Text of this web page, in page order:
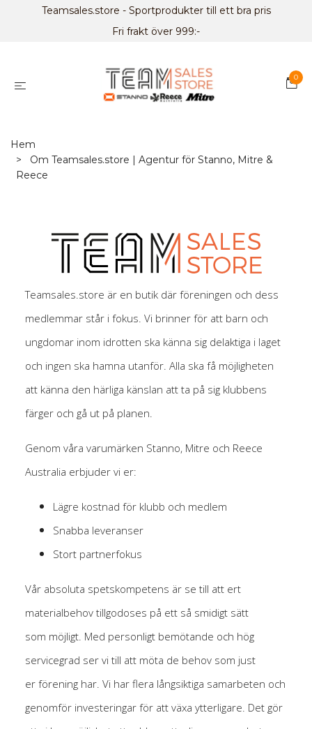
Teamsales.store - Sportprodukter till ett bra pris
Fri frakt över 999:-
0
Hem
Om Teamsales.store | Agentur för Stanno, Mitre &
Reece
Teamsales.store är en butik där föreningen och dess
medlemmar står i fokus. Vi brinner för att barn och
ungdomar inom idrotten ska känna sig delaktiga i laget
och ingen ska hamna utanför. Alla ska få möjligheten
att känna den härliga känslan att ta på sig klubbens
färger och gå ut på planen.
Genom våra varumärken Stanno, Mitre och Reece
Australia erbjuder vi er:
Lägre kostnad för klubb och medlem
Snabba leveranser
Stort partnerfokus
Vår absoluta spetskompetens är se till att ert
materialbehov tillgodoses på ett så smidigt sätt
som möjligt. Med personligt bemötande och hög
servicegrad ser vi till att möta de behov som just
er förening har. Vi har flera långsiktiga samarbeten och
genomför investeringar för att växa ytterligare. Det gör